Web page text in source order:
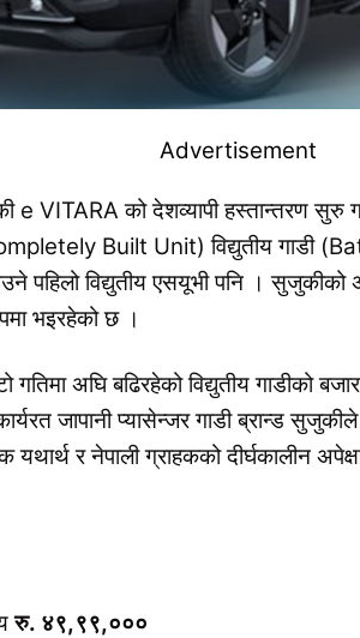
e VITARA को देशव्यापी हस्तान्तरण सुरु
(Completely Built Unit) विद्युतीय
पहिलो विद्युतीय एसयूभी पनि ।
भइरहेको छ ।
गतिमा अघि बढिरहेको विद्युतीय गाडीको
जापानी प्यासेन्जर गाडी ब्रान्ड
र नेपाली ग्राहकको दीर्घकालीन
रु. ४९,९९,०००